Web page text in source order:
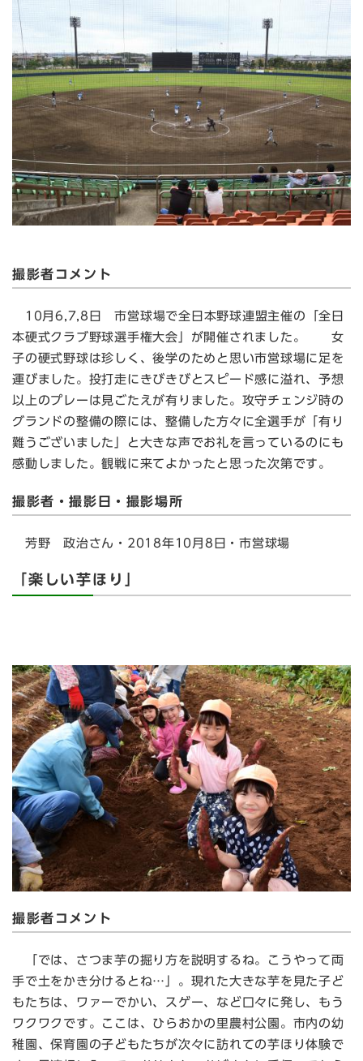
撮影者コメント
10月6,7,8日 市営球場で全日本野球連盟主催の「全日
本硬式クラブ野球選手権大会」が開催されました。 女
子の硬式野球は珍しく、後学のためと思い市営球場に足を
運びました。投打走にきびきびとスピード感に溢れ、予想
以上のプレーは見ごたえが有りました。攻守チェンジ時の
グランドの整備の際には、整備した方々に全選手が「有り
難うございました」と大きな声でお礼を言っているのにも
感動しました。観戦に来てよかったと思った次第です。
撮影者・撮影日・撮影場所
芳野 政治さん・2018年10月8日・市営球場
「楽しい芋ほり」
撮影者コメント
「では、さつま芋の掘り方を説明するね。こうやって両
手で土をかき分けるとね…」。現れた大きな芋を見た子ど
もたちは、ワァーでかい、スゲー、など口々に発し、もう
ワクワクです。ここは、ひらおかの里農村公園。市内の幼
稚園、保育園の子どもたちが次々に訪れての芋ほり体験で